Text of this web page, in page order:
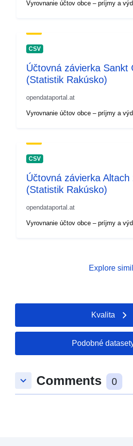
Vyrovnanie účtov obce – príjmy a
CSV
Účtovná závierka Sankt
(Statistik Rakúsko)
opendataportal.at
Vyrovnanie účtov obce – príjmy a
CSV
Účtovná závierka Altach
(Statistik Rakúsko)
opendataportal.at
Vyrovnanie účtov obce – príjmy a
Explore
Kvalita
Podobné
keyboard_arrow_down Comments 0